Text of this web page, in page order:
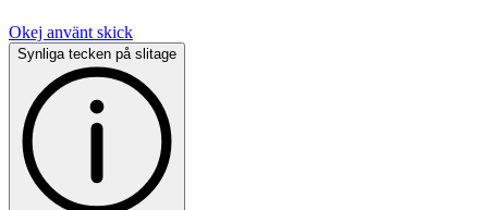
Okej använt skick
Synliga tecken på slitage